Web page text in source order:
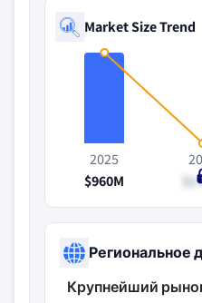
Market Size Trend
2025
$960M
Региональное
Крупнейший